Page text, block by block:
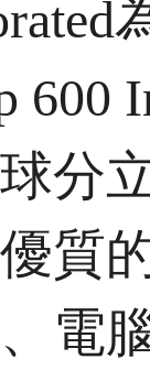
600
分
質
電